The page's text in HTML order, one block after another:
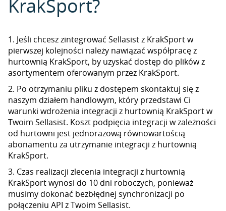
KrakSport?
1. Jeśli chcesz zintegrować Sellasist z KrakSport w
pierwszej kolejności należy nawiązać współpracę z
hurtownią KrakSport, by uzyskać dostęp do plików z
asortymentem oferowanym przez KrakSport.
2. Po otrzymaniu pliku z dostępem skontaktuj się z
naszym działem handlowym, który przedstawi Ci
warunki wdrożenia integracji z hurtownią KrakSport w
Twoim Sellasist. Koszt podpięcia integracji w zależności
od hurtowni jest jednorazową równowartością
abonamentu za utrzymanie integracji z hurtownią
KrakSport.
3. Czas realizacji zlecenia integracji z hurtownią
KrakSport wynosi do 10 dni roboczych, ponieważ
musimy dokonać bezbłędnej synchronizacji po
połączeniu API z Twoim Sellasist.